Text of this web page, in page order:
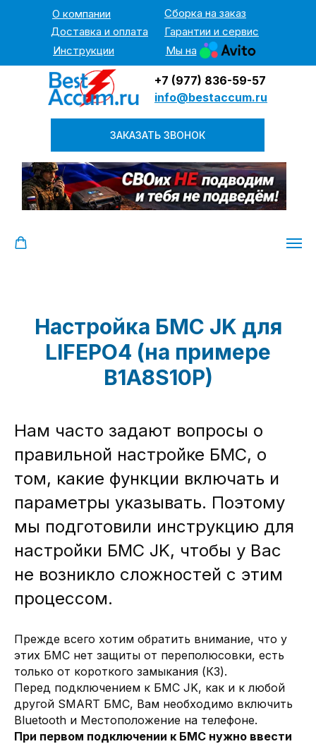
Доставка и оплата
О компании
Сборка на заказ
Гарантии и сервис
Инструкции
Мы на
+7 (977) 836-59-57
info@bestaccum.ru
ЗАКАЗАТЬ ЗВОНОК
Настройка БМС JK для
LIFEPO4 (на примере
B1A8S10P)
Нам часто задают вопросы о
правильной настройке БМС, о
том, какие функции включать и
параметры указывать. Поэтому
мы подготовили инструкцию для
настройки БМС JK, чтобы у Вас
не возникло сложностей с этим
процессом.
Прежде всего хотим обратить внимание, что у
этих БМС нет защиты от переполюсовки, есть
только от короткого замыкания (КЗ).
Перед подключением к БМС JK, как и к любой
другой SMART БМС, Вам необходимо включить
Bluetooth и Местоположение на телефоне.
При первом подключении к БМС нужно ввести